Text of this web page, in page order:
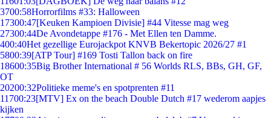
3700:58Horrorfilms #33: Halloween
17300:47[Keuken Kampioen Divisie] #44 Vitesse mag weg
27300:44De Avondetappe #176 - Met Ellen ten Damme.
400:40Het gezellige Eurojackpot KNVB Bekertopic 2026/27 #1
5800:39[ATP Tour] #169 Tosti Tallon back on fire
18600:35Big Brother International # 56 Worlds RLS, BBs, GH, GF,
OT
20200:32Politieke meme's en spotprenten #11
11700:23[MTV] Ex on the beach Double Dutch #17 wederom aapjes
kijken